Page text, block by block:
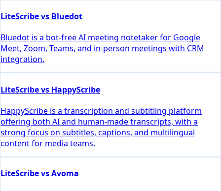
LiteScribe vs Bluedot
Bluedot is a bot-free AI meeting notetaker for Google
Meet, Zoom, Teams, and in-person meetings with CRM
integration.
LiteScribe vs HappyScribe
HappyScribe is a transcription and subtitling platform
offering both AI and human-made transcripts, with a
strong focus on subtitles, captions, and multilingual
content for media teams.
LiteScribe vs Avoma